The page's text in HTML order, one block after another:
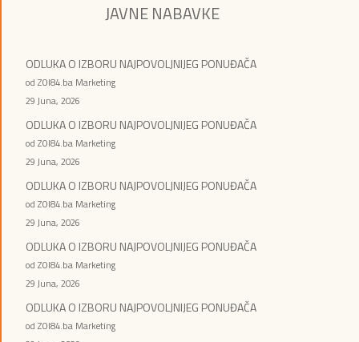
JAVNE NABAVKE
ODLUKA O IZBORU NAJPOVOLJNIJEG PONUĐAČA
od ZOI84.ba Marketing
29 Juna, 2026
ODLUKA O IZBORU NAJPOVOLJNIJEG PONUĐAČA
od ZOI84.ba Marketing
29 Juna, 2026
ODLUKA O IZBORU NAJPOVOLJNIJEG PONUĐAČA
od ZOI84.ba Marketing
29 Juna, 2026
ODLUKA O IZBORU NAJPOVOLJNIJEG PONUĐAČA
od ZOI84.ba Marketing
29 Juna, 2026
ODLUKA O IZBORU NAJPOVOLJNIJEG PONUĐAČA
od ZOI84.ba Marketing